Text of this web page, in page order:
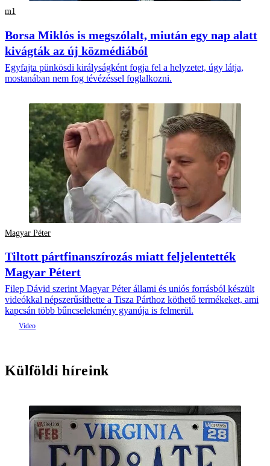
m1
Borsa Miklós is megszólalt, miután egy nap alatt
kivágták az új közmédiából
Egyfajta pünkösdi királyságként fogja fel a helyzetet, úgy látja,
mostanában nem fog tévézéssel foglalkozni.
Magyar Péter
Tiltott pártfinanszírozás miatt feljelentették
Magyar Pétert
Filep Dávid szerint Magyar Péter állami és uniós forrásból készült
videókkal népszerűsíthette a Tisza Párthoz köthető termékeket, ami
kapcsán több bűncselekmény gyanúja is felmerül.
Külföldi híreink